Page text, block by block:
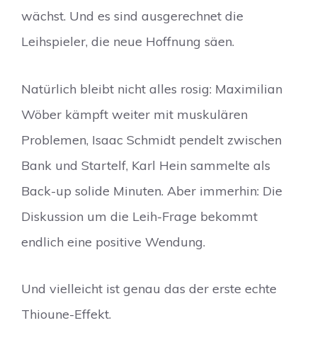
wächst. Und es sind ausgerechnet die
Leihspieler, die neue Hoffnung säen.
Natürlich bleibt nicht alles rosig: Maximilian
Wöber kämpft weiter mit muskulären
Problemen, Isaac Schmidt pendelt zwischen
Bank und Startelf, Karl Hein sammelte als
Back-up solide Minuten. Aber immerhin: Die
Diskussion um die Leih-Frage bekommt
endlich eine positive Wendung.
Und vielleicht ist genau das der erste echte
Thioune-Effekt.